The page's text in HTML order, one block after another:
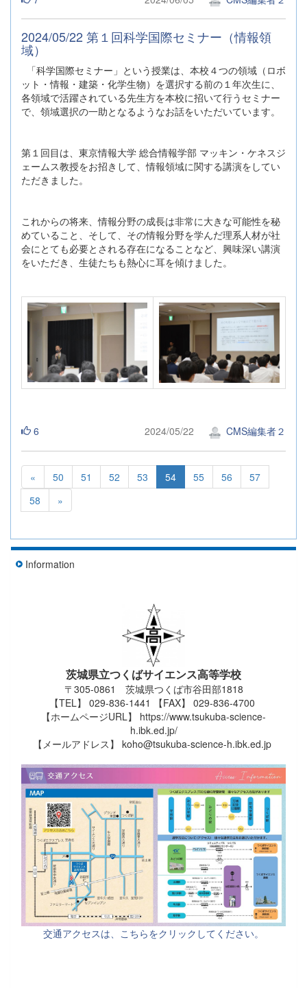
2024/05/22 第１回科学国際セミナー（情報領
域）
「科学国際セミナー」という授業は、本校４つの領域（ロボ
ット・情報・建築・化学生物）を選択する前の１年次生に、
各領域で活躍されている先生方を本校に招いて行うセミナー
で、領域選択の一助となるようなお話をいただいています。
第１回目は、東京情報大学 総合情報学部 マッキン・ケネスジ
ェームス教授をお招きして、情報領域に関する講演をしてい
ただきました。
これからの将来、情報分野の成長は非常に大きな可能性を秘
めていること、そして、その情報分野を学んだ理系人材が社
会にとても必要とされる存在になることなど、興味深い講演
をいただき、生徒たちも熱心に耳を傾けました。
6 2024/05/22 CMS編集者２
« 50 51 52 53 54 55 56
57
58
»
Information
茨城県立つくばサイエンス高等学校
〒305-0861 茨城県つくば市谷田部1818
【TEL】 029-836-1441 【FAX】 029-836-4700
【ホームページURL】 https://www.tsukuba-science-
h.ibk.ed.jp/
【メールアドレス】 koho@tsukuba-science-h.ibk.ed.jp
交通アクセスは、こちらをクリックしてください。